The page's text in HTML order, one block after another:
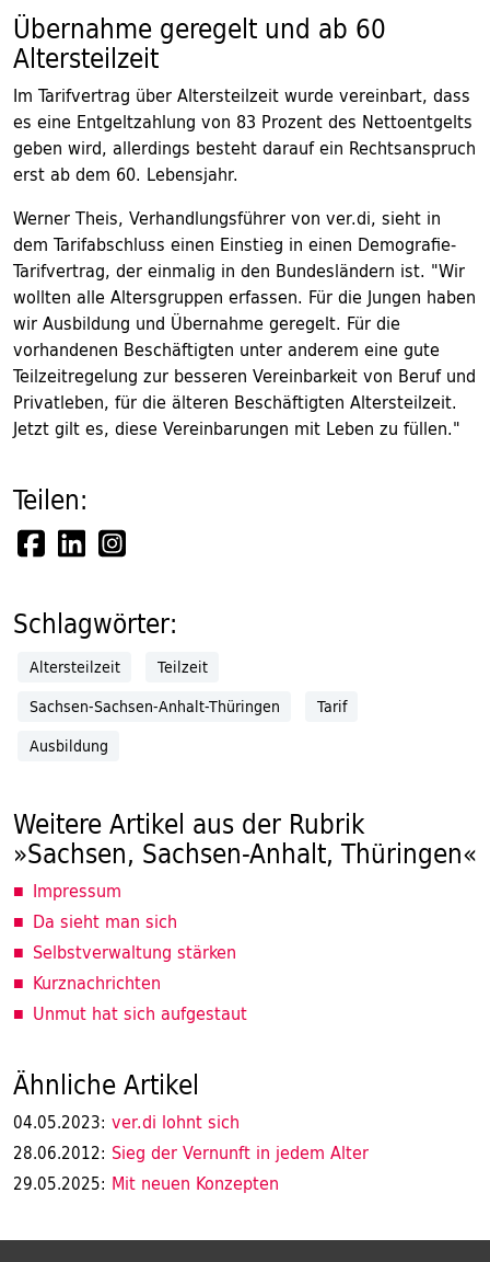
Übernahme geregelt und ab 60
Altersteilzeit
Im Tarifvertrag über Altersteilzeit wurde vereinbart, dass
es eine Entgeltzahlung von 83 Prozent des Nettoentgelts
geben wird, allerdings besteht darauf ein Rechtsanspruch
erst ab dem 60. Lebensjahr.
Werner Theis, Verhandlungsführer von ver.di, sieht in
dem Tarifabschluss einen Einstieg in einen Demografie-
Tarifvertrag, der einmalig in den Bundesländern ist. "Wir
wollten alle Altersgruppen erfassen. Für die Jungen haben
wir Ausbildung und Übernahme geregelt. Für die
vorhandenen Beschäftigten unter anderem eine gute
Teilzeitregelung zur besseren Vereinbarkeit von Beruf und
Privatleben, für die älteren Beschäftigten Altersteilzeit.
Jetzt gilt es, diese Vereinbarungen mit Leben zu füllen."
Teilen:
Schlagwörter:
Altersteilzeit
Teilzeit
Sachsen-Sachsen-Anhalt-Thüringen
Tarif
Ausbildung
Weitere Artikel aus der Rubrik
»Sachsen, Sachsen-Anhalt, Thüringen«
Impressum
Da sieht man sich
Selbstverwaltung stärken
Kurznachrichten
Unmut hat sich aufgestaut
Ähnliche Artikel
04.05.2023: ver.di lohnt sich
28.06.2012: Sieg der Vernunft in jedem Alter
29.05.2025: Mit neuen Konzepten